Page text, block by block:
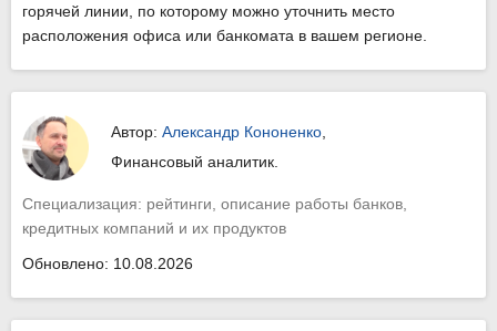
горячей линии, по которому можно уточнить место
расположения офиса или банкомата в вашем регионе.
Автор: Александр Кононенко
Финансовый аналитик.
Специализация: рейтинги, описание работы банков,
кредитных компаний и их продуктов
Обновлено: 10.08.2026